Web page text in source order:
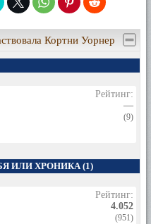
Кортни Уорнер
Рейтинг:
—
(9)
ИЛИ ХРОНИКА (1)
Рейтинг:
4.052
(951)